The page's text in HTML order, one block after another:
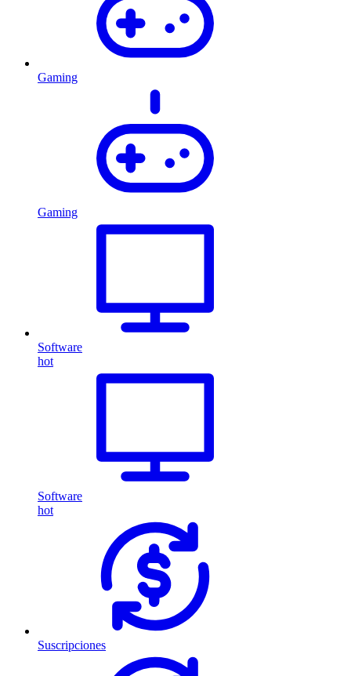
Gaming
Gaming
Software
hot
Software
hot
Suscripciones